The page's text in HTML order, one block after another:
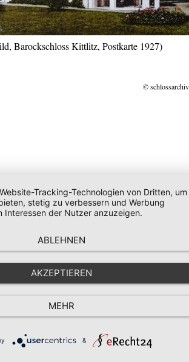
Barockschloss Kittlitz, Postkarte 1927)
©
Tracking-Technologien von Dritten, um
stetig zu verbessern und Werbung
Interessen der Nutzer anzuzeigen.
ABLEHNEN
AKZEPTIEREN
MEHR
&